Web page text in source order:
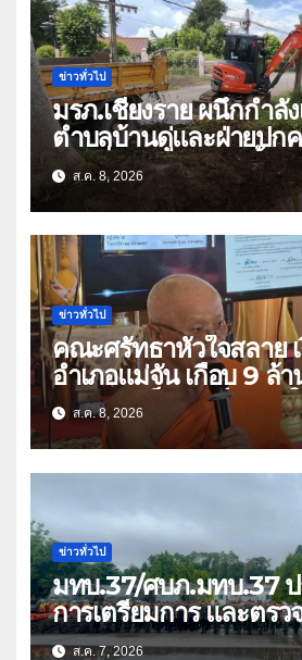
ข่าวทั่วไป
มรภ.เชียงราย ผนึกกำลั
ตำบลบ้านดู่และฝ่ายปกค
ลอกสิ่งกีดขวางทางน้ำ
ปัญหาน้ำท่วม
ส.ค. 8, 2026
ข่าวทั่วไป
คณะศรัทธาหัวใจสลาย
อำเภอแม่จัน เกือบ 9 ล้
แก๊งคอลเซ็นเตอร์หลอก
ว่า 66 บัญชี
ส.ค. 8, 2026
ข่าวทั่วไป
มทบ.37/ศบภ.มทบ.37
การเตรียมการ และตร
ด้านการบรรเทาสาธาร
ส.ค. 7, 2026